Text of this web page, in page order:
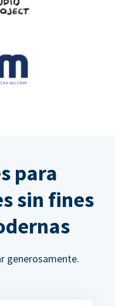
para
sin fines
generosamente.